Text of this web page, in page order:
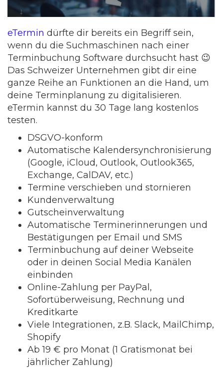
eTermin dürfte dir bereits ein Begriff sein,
wenn du die Suchmaschinen nach einer
Terminbuchung Software durchsucht hast 😉
Das Schweizer Unternehmen gibt dir eine
ganze Reihe an Funktionen an die Hand, um
deine Terminplanung zu digitalisieren.
eTermin kannst du 30 Tage lang kostenlos
testen.
DSGVO-konform
Automatische Kalendersynchronisierung
(Google, iCloud, Outlook, Outlook365,
Exchange, CalDAV, etc.)
Termine verschieben und stornieren
Kundenverwaltung
Gutscheinverwaltung
Automatische Terminerinnerungen und
Bestätigungen per Email und SMS
Terminbuchung auf deiner Webseite
oder in deinen Social Media Kanälen
einbinden
Online-Zahlung per PayPal,
Sofortüberweisung, Rechnung und
Kreditkarte
Viele Integrationen, z.B. Slack, MailChimp,
Shopify
Ab 19 € pro Monat (1 Gratismonat bei
jährlicher Zahlung)